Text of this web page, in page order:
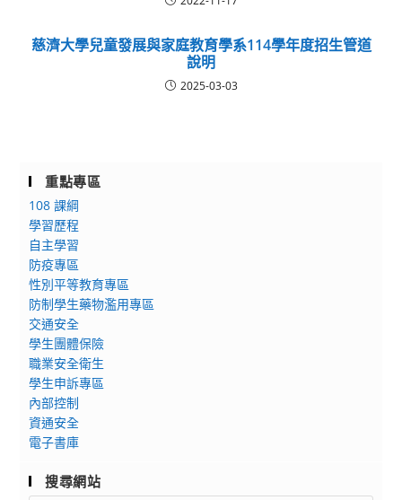
慈濟大學兒童發展與家庭教育學系114學年度招生管道
說明
2025-03-03
重點專區
108 課綱
學習歷程
自主學習
防疫專區
性別平等教育專區
防制學生藥物濫用專區
交通安全
學生團體保險
職業安全衛生
學生申訴專區
內部控制
資通安全
電子書庫
搜尋網站